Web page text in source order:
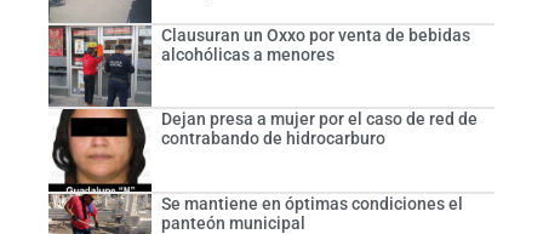
Clausuran un Oxxo por venta de bebidas
alcohólicas a menores
Dejan presa a mujer por el caso de red de
contrabando de hidrocarburo
Se mantiene en óptimas condiciones el
panteón municipal